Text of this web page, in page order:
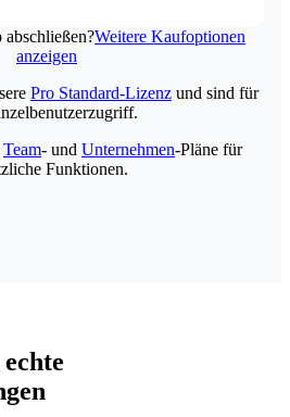
Weitere Kaufoptionen
anzeigen
Pro Standard-Lizenz und sind für
Team- und Unternehmen-Pläne für
Funktionen.